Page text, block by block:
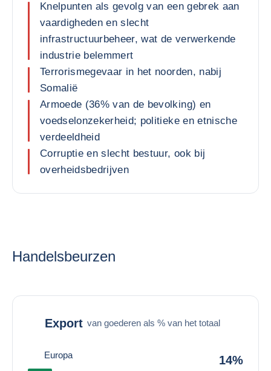
Knelpunten als gevolg van een gebrek aan
vaardigheden en slecht
infrastructuurbeheer, wat de verwerkende
industrie belemmert
Terrorismegevaar in het noorden, nabij
Somalië
Armoede (36% van de bevolking) en
voedselonzekerheid; politieke en etnische
verdeeldheid
Corruptie en slecht bestuur, ook bij
overheidsbedrijven
Handelsbeurzen
Export van goederen als % van het totaal
Europa 14%